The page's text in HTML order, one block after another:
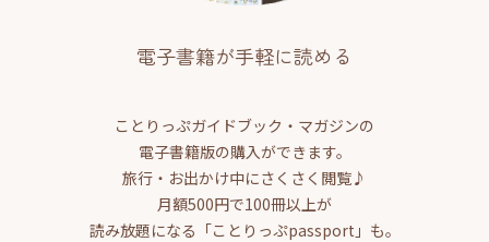
電子書籍が手軽に読める
ことりっぷガイドブック・マガジンの
電子書籍版の購入ができます。
旅行・お出かけ中にさくさく閲覧♪
月額500円で100冊以上が
読み放題になる「ことりっぷpassport」も。